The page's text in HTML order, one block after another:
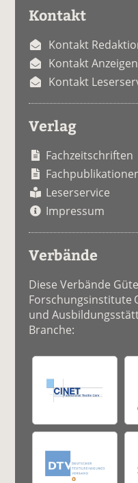
Kontakt
Kontakt
Kontakt Anzeigen
Kontakt
Verlag
Fachzeitschriften
Leserservice
Impressum
Verbände
Diese Verbände
Forschungsinstitute
und
Branche: